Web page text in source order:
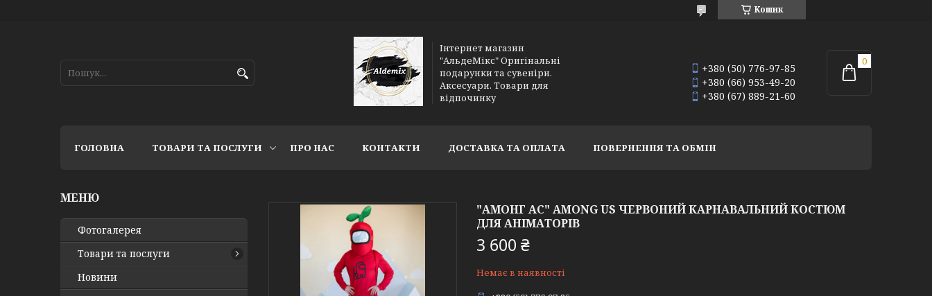
Кошик
Інтернет магазин
"АльдеМікс" Оригінальні
подарунки та сувеніри.
Аксесуари. Товари для
відпочинку
+380 (50) 776-97-85
+380 (66) 953-49-20
+380 (67) 889-21-60
ГОЛОВНА ТОВАРИ ТА ПОСЛУГИ ПРО НАС КОНТАКТИ ДОСТАВКА ТА ОПЛАТА ПОВЕРНЕННЯ ТА ОБМІН
"АМОНГ АС" AMONG US ЧЕРВОНИЙ КАРНАВАЛЬНИЙ КОСТЮМ
ДЛЯ АНІМАТОРІВ
3 600 ₴
Немає в наявності
Фотогалерея
Товари та послуги
Новини